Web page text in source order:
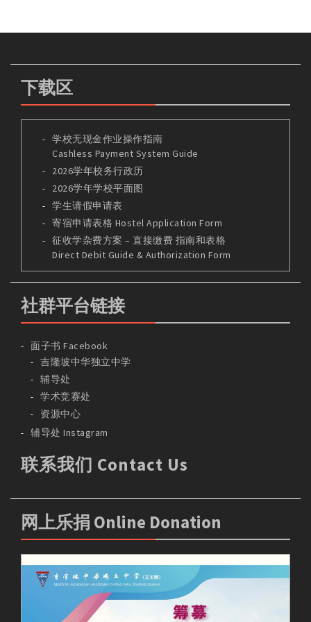
下载区
学校无现金作业操作指南
Cashless Payment System Guide
2026学年校务行政历
2026学年学校平面图
学生请假申请表
寄宿申请表格 Hostel Application Form
征收学杂费方案 – 直接缴费 指南和表格
Direct Debit Guide & Authorization Form
社群平台链接
面子书 Facebook
吉隆坡中华独立中学
辅导处
学术竞赛处
资源中心
辅导处 Instagram
联系我们 Contact Us
网上乐捐 Online Donation